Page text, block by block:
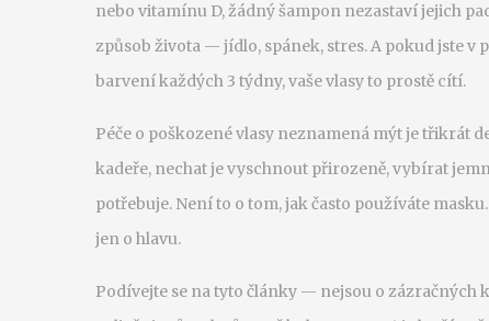
nebo vitamínu D, žádný šampon nezastaví jejich
způsob života — jídlo, spánek, stres. A pokud jste v
barvení každých 3 týdny, vaše vlasy to prostě cítí.
Péče o poškozené vlasy neznamená mýt je třikrát
kadeře, nechat je vyschnout přirozeně, vybírat
potřebuje. Není to o tom, jak často používáte
jen o hlavu.
Podívejte se na tyto články — nejsou o zázračných